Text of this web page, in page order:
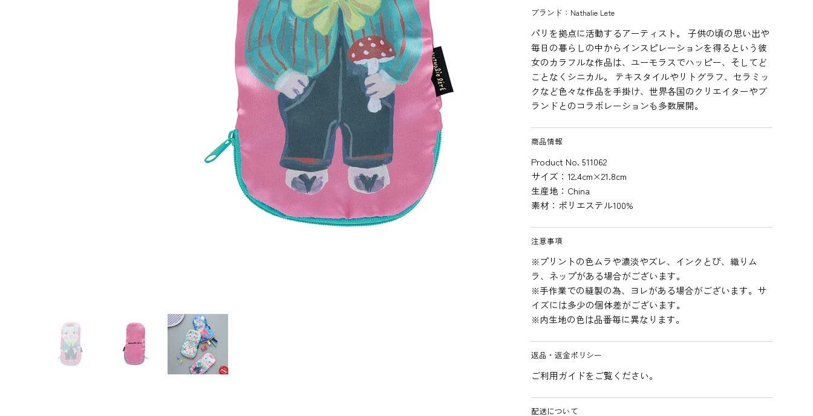
ブランド：Nathalie Lete
パリを拠点に活動するアーティスト。 子供の頃の思い出や
毎日の暮らしの中からインスピレーションを得るという彼
女のカラフルな作品は、ユーモラスでハッピー、そしてど
ことなくシニカル。 テキスタイルやリトグラフ、セラミッ
クなど色々な作品を手掛け、世界各国のクリエイターやブ
ランドとのコラボレーションも多数展開。
商品情報
Product No. 511062
サイズ：12.4cm×21.8cm
生産地：China
素材：ポリエステル100%
注意事項
※プリントの色ムラや濃淡やズレ、インクとび、織りム
ラ、ネップがある場合がございます。
※手作業での縫製の為、ヨレがある場合がございます。サ
イズには多少の個体差がございます。
※内生地の色は品番毎に異なります。
返品・返金ポリシー
ご利用ガイドをご覧ください。
配送について